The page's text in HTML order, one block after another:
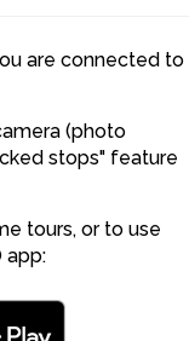
are connected to
(photo
stops" feature
tours, or to use
app:
6